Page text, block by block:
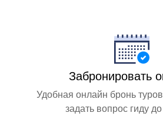
Забронировать
Удобная онлайн бронь
задать вопрос гиду